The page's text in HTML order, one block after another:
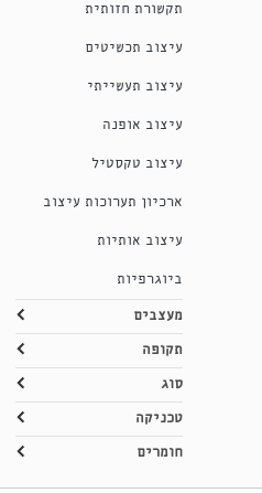
תקשורת חזותית
עיצוב תכשיטים
עיצוב תעשייתי
עיצוב אופנה
עיצוב טקסטיל
ארכיון תערוכות עיצוב
עיצוב אותיות
ביוגרפיות
מעצבים
תקופה
סוג
טכניקה
חומרים